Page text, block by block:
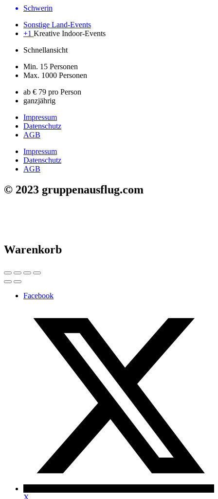
Schwerin
Sonstige Land-Events
+1 Kreative Indoor-Events
Schnellansicht
Min. 15 Personen
Max. 1000 Personen
ab € 79 pro Person
ganzjährig
Impressum
Datenschutz
AGB
Impressum
Datenschutz
AGB
© 2023 gruppenausflug.com
Warenkorb
Facebook
X